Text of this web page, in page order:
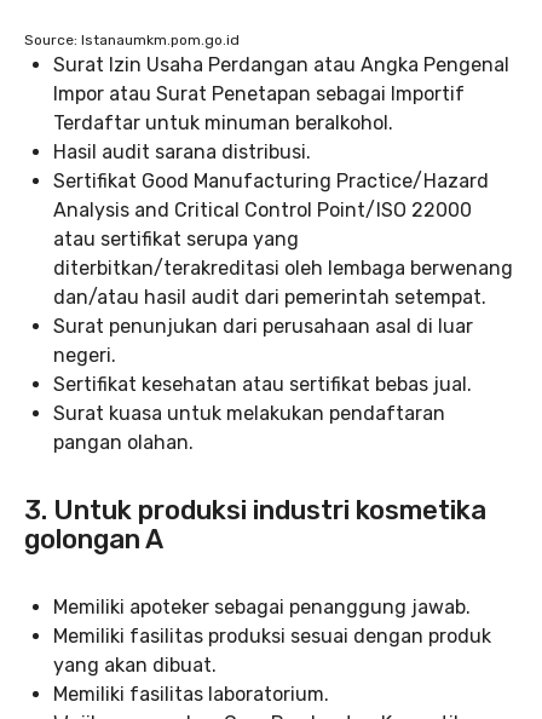
Source: Istanaumkm.pom.go.id
Surat Izin Usaha Perdangan atau Angka Pengenal
Impor atau Surat Penetapan sebagai Importif
Terdaftar untuk minuman beralkohol.
Hasil audit sarana distribusi.
Sertifikat Good Manufacturing Practice/Hazard
Analysis and Critical Control Point/ISO 22000
atau sertifikat serupa yang
diterbitkan/terakreditasi oleh lembaga berwenang
dan/atau hasil audit dari pemerintah setempat.
Surat penunjukan dari perusahaan asal di luar
negeri.
Sertifikat kesehatan atau sertifikat bebas jual.
Surat kuasa untuk melakukan pendaftaran
pangan olahan.
3. Untuk produksi industri kosmetika
golongan A
Memiliki apoteker sebagai penanggung jawab.
Memiliki fasilitas produksi sesuai dengan produk
yang akan dibuat.
Memiliki fasilitas laboratorium.